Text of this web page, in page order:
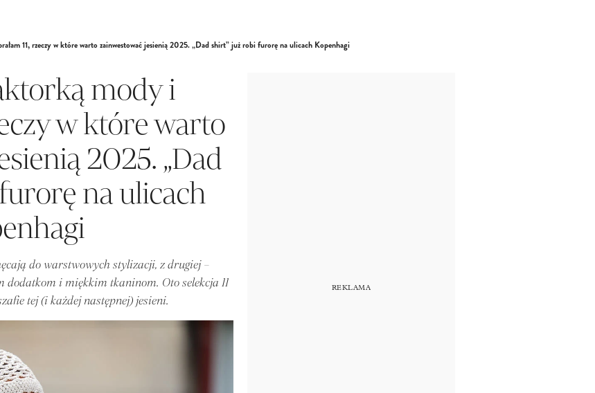
11, rzeczy w które warto zainwestować jesienią 2025. „Dad shirt” już robi furorę na ulicach Kopenhagi
mody i
w które warto
2025. „Dad
na ulicach
do warstwowych stylizacji, z drugiej –
i miękkim tkaninom. Oto selekcja 11
tej (i każdej następnej) jesieni.